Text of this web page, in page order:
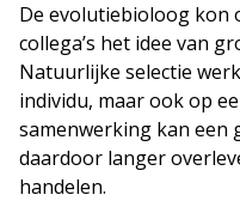
De evolutiebioloog kon
collega’s het idee van
Natuurlijke selectie
individu, maar ook op
samenwerking kan een
daardoor langer
handelen.